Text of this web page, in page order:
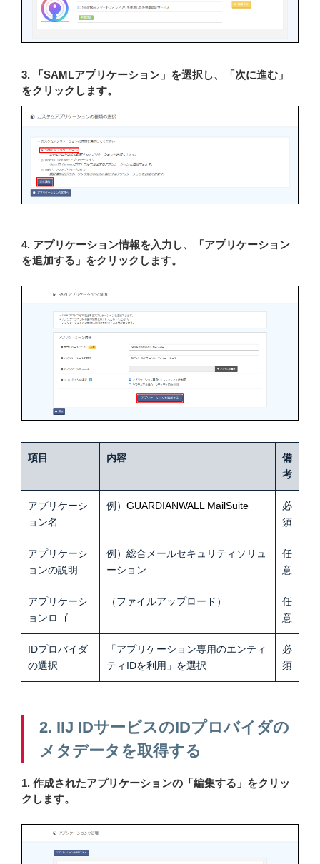
3. 「SAMLアプリケーション」を選択し、「次に進む」
をクリックします。
4. アプリケーション情報を入力し、「アプリケーション
を追加する」をクリックします。
項目 内容
備
考
アプリケーシ
ョン名
例） GUARDIANWALL MailSuite
必
須
アプリケーシ
ョンの説明
例）総合メールセキュリティソリュ
ーション
任
意
アプリケーシ
ョンロゴ
（ファイルアップロード）
任
意
IDプロバイダ
の選択
「アプリケーション専用のエンティ
ティIDを利用」を選択
必
須
2. IIJ IDサービスのIDプロバイダの
メタデータを取得する
1. 作成されたアプリケーションの「編集する」をクリッ
クします。